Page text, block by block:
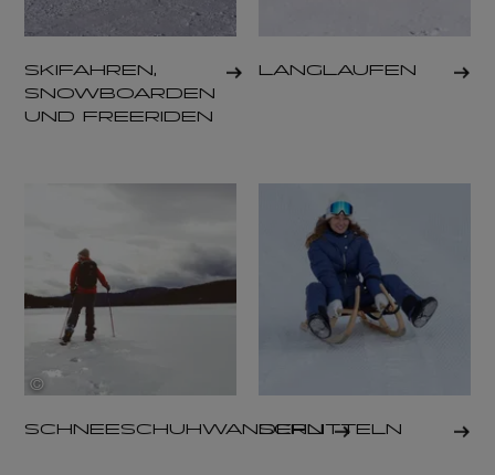
SKIFAHREN,
SNOWBOARDEN
UND FREERIDEN
LANGLAUFEN
©
SCHNEESCHUHWANDERNSCHLITTELN